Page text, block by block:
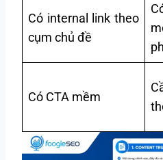
Có internal link theo
cụm chủ đề
Có CTA mềm